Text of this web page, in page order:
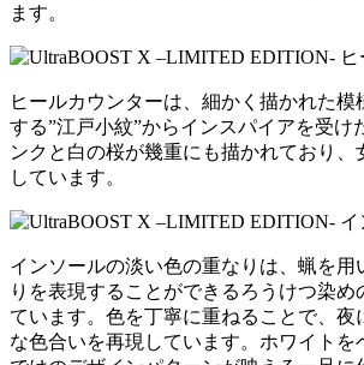
ます。
ヒールカウンターは、細かく描かれた模
する”江戸小紋”からインスパイアを受け
ンクと白の桜が幾重にも描かれており、
しています。
インソールの淡い色の重なりは、蝋を用
りを表現することができるろうけつ染め
ています。色を丁寧に重ねることで、夜
な色合いを再現しています。ホワイトを